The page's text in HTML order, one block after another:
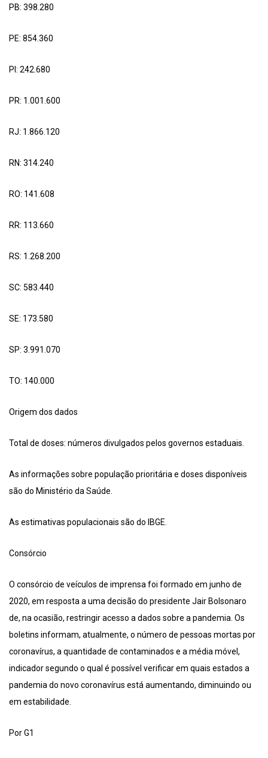
PB: 398.280
PE: 854.360
PI: 242.680
PR: 1.001.600
RJ: 1.866.120
RN: 314.240
RO: 141.608
RR: 113.660
RS: 1.268.200
SC: 583.440
SE: 173.580
SP: 3.991.070
TO: 140.000
Origem dos dados
Total de doses: números divulgados pelos governos estaduais.
As informações sobre população prioritária e doses disponíveis
são do Ministério da Saúde.
As estimativas populacionais são do IBGE.
Consórcio
O consórcio de veículos de imprensa foi formado em junho de
2020, em resposta a uma decisão do presidente Jair Bolsonaro
de, na ocasião, restringir acesso a dados sobre a pandemia. Os
boletins informam, atualmente, o número de pessoas mortas por
coronavírus, a quantidade de contaminados e a média móvel,
indicador segundo o qual é possível verificar em quais estados a
pandemia do novo coronavírus está aumentando, diminuindo ou
em estabilidade.
Por G1